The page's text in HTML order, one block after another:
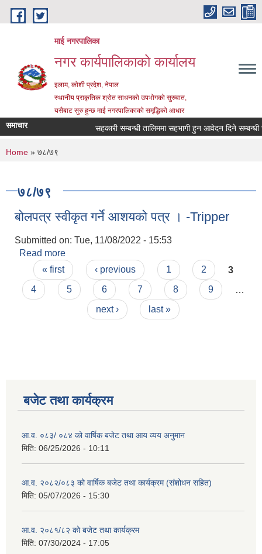
Skip to main content
माई नगरपालिका
नगर कार्यपालिकाको कार्यालय
इलाम, कोशी प्रदेश, नेपाल
स्थानीय प्राकृतिक श्रोत साधनको उपभोगको सुरुवात,
यसैबाट सुरु हुन्छ माई नगरपालिकाको समृद्धिको आधार
समाचार सहकारी सम्बन्धी तालिममा सहभागी हुन आवेदन दिने सम्बन्धी
You are here
Home » ७८/७९
७८/७९
बोलपत्र स्वीकृत गर्ने आशयको पत्र । -Tripper
Submitted on: Tue, 11/08/2022 - 15:53
Read more
Pages
« first ‹ previous 1 2
3
4
5 6 7 8 9
next ›
last »
बजेट तथा कार्यक्रम
आ.व. ०८३/ ०८४ को वार्षिक बजेट तथा आय व्यय अनुमान
मिति: 06/25/2026 - 10:11
आ.व. २०८२/०८३ को वार्षिक बजेट तथा कार्यक्रम (संशोधन सहित)
मिति: 05/07/2026 - 15:30
आ.व. २०८१/८२ को बजेट तथा कार्यक्रम
मिति: 07/30/2024 - 17:05